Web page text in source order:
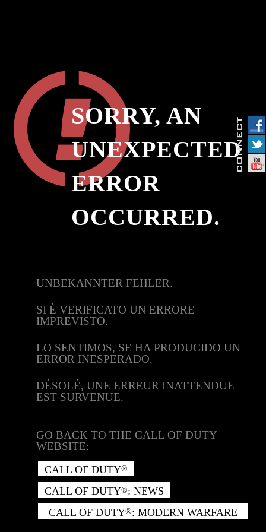
SORRY, AN
UNEXPECTED
ERROR
OCCURRED.
UNBEKANNTER FEHLER.
SI È VERIFICATO UN ERRORE
IMPREVISTO.
LO SENTIMOS, SE HA PRODUCIDO UN
ERROR INESPERADO.
DÉSOLÉ, UNE ERREUR INATTENDUE
EST SURVENUE.
GO BACK TO THE CALL OF DUTY
WEBSITE:
CALL OF DUTY®
CALL OF DUTY®: NEWS
CALL OF DUTY®: MODERN WARFARE